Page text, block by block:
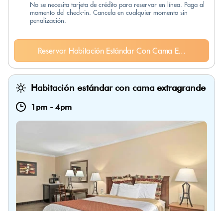
No se necesita tarjeta de crédito para reservar en línea. Paga al
momento del check-in. Cancela en cualquier momento sin
penalización.
Reservar Habitación Estándar Con Cama E...
Habitación estándar con cama extragrande
1pm - 4pm